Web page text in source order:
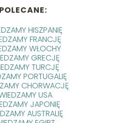
POLECANE:
HISZPANIĘ
FRANCJĘ
WŁOCHY
GRECJĘ
TURCJĘ
PORTUGALIĘ
CHORWACJĘ
USA
JAPONIĘ
AUSTRALIĘ